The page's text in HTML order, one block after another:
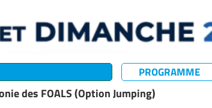
PROGRAMME
des FOALS (Option Jumping)